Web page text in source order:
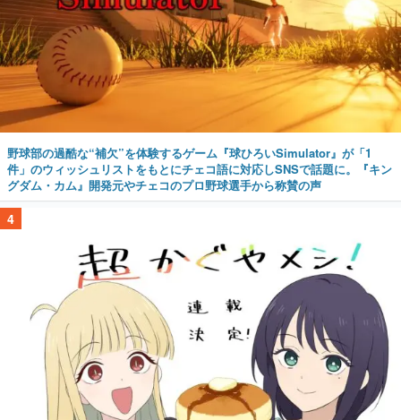
野球部の過酷な“補欠”を体験するゲーム『球ひろいSimulator』が「1
件」のウィッシュリストをもとにチェコ語に対応しSNSで話題に。『キン
グダム・カム』開発元やチェコのプロ野球選手から称賛の声
4